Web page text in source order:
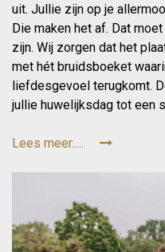
uit. Jullie zijn op je
Die maken het af. Dat
zijn. Wij zorgen dat het
met hét bruidsboeket
liefdesgevoel terugkomt.
jullie huwelijksdag tot een
Lees meer.....